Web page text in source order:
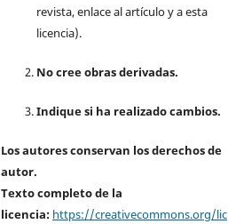
revista, enlace al artículo y a esta
licencia).
No cree obras derivadas.
Indique si ha realizado cambios.
Los autores conservan los derechos de
autor.
Texto completo de la
licencia: https://creativecommons.org/lic